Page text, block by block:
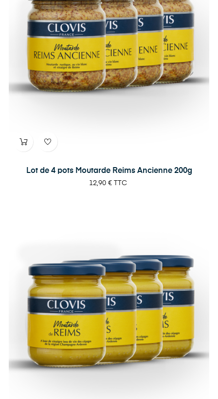
Lot de 4 pots Moutarde Reims Ancienne 200g
Prix
12,90 € TTC